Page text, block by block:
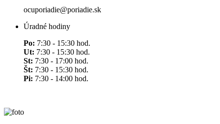
ocuporiadie@poriadie.sk
Úradné hodiny
Po: 7:30 - 15:30 hod.
Ut: 7:30 - 15:30 hod.
St: 7:30 - 17:00 hod.
Št: 7:30 - 15:30 hod.
Pi: 7:30 - 14:00 hod.